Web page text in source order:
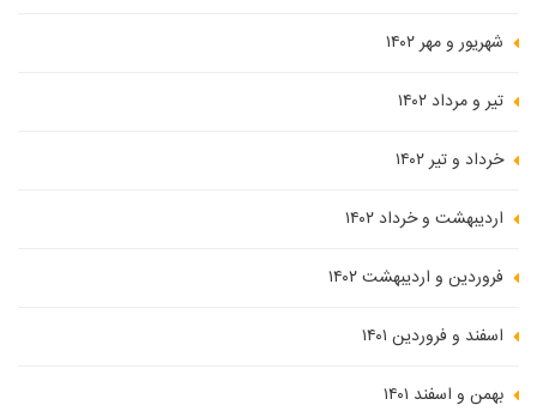
شهریور و مهر ۱۴۰۲
تیر و مرداد ۱۴۰۲
خرداد و تیر ۱۴۰۲
اردیبهشت و خرداد ۱۴۰۲
فروردین و اردیبهشت ۱۴۰۲
اسفند و فروردین ۱۴۰۱
بهمن و اسفند ۱۴۰۱